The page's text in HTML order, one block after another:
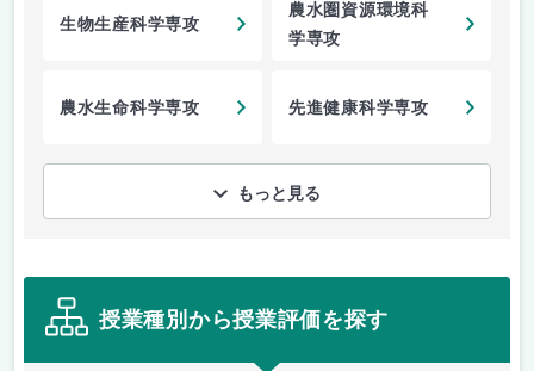
生物生産科学専攻
農水圏資源環境科
学専攻
農水生命科学専攻 先進健康科学専攻
もっと見る
授業種別から授業評価を探す